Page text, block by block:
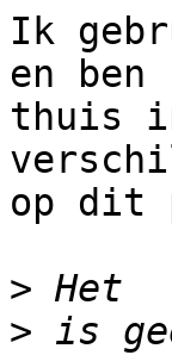
Ik
en
thuis
op dit
>
> is